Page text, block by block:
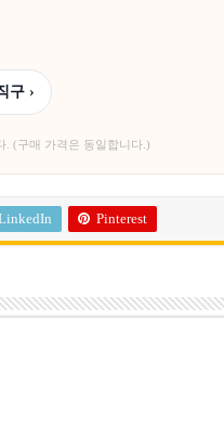
구 ›
. (구매 가격은 동일합니다.)
Pinterest